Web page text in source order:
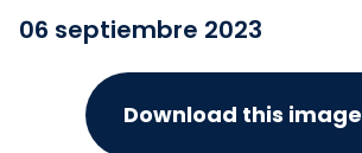
06 septiembre 2023
Download this image